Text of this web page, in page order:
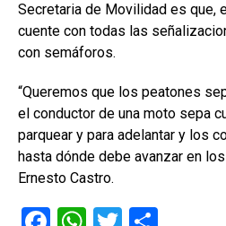
Secretaria de Movilidad es que,
cuente con todas las
con semáforos.
“Queremos que los peatones
el conductor de una moto sepa
parquear y para adelantar y los
hasta dónde debe avanzar en
Ernesto Castro.